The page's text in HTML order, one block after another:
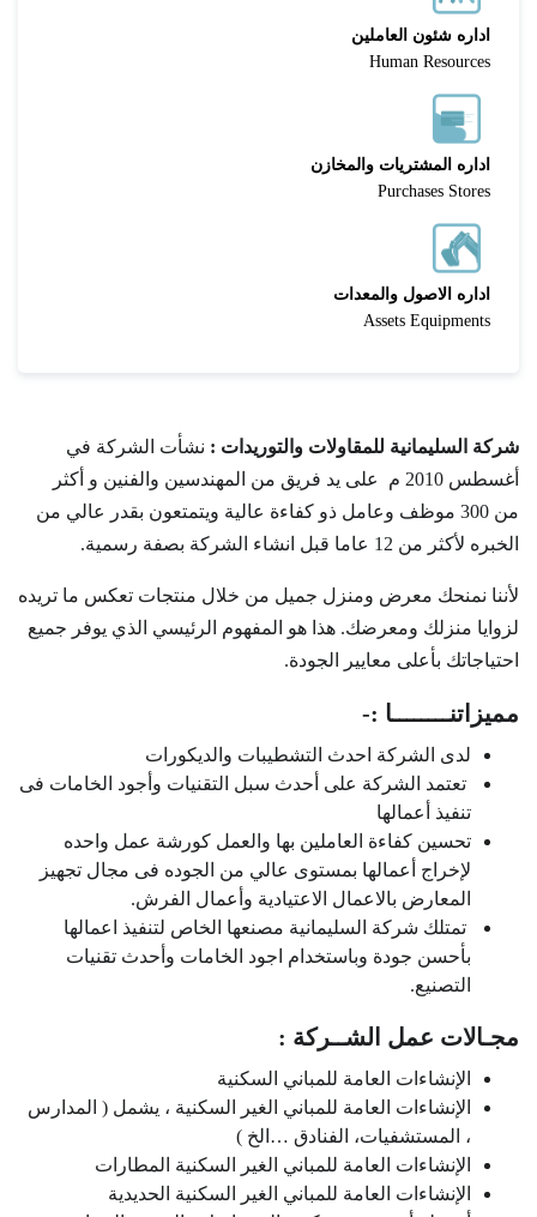
اداره شئون العاملين
Human Resources
اداره المشتريات والمخازن
Purchases Stores
اداره الاصول والمعدات
Assets Equipments
شركة السليمانية للمقاولات والتوريدات : نشأت الشركة في
أغسطس 2010 م
على يد فريق من المهندسين والفنين و أكثر
من 300 موظف وعامل ذو كفاءة عالية ويتمتعون بقدر عالي من
الخبره لأكثر من 12 عاما قبل انشاء الشركة بصفة رسمية.
لأننا نمنحك معرض ومنزل جميل من خلال منتجات تعكس ما تريده
لزوايا منزلك ومعرضك. هذا هو المفهوم الرئيسي الذي يوفر جميع
احتياجاتك بأعلى معايير الجودة.
مميزاتنــــــــا :-
لدى الشركة احدث التشطيبات والديكورات
تعتمد الشركة على أحدث سبل التقنيات وأجود الخامات فى
تنفيذ أعمالها
تحسين كفاءة العاملين بها والعمل كورشة عمل واحده
لإخراج أعمالها بمستوى عالي من الجوده فى مجال تجهيز
المعارض بالاعمال الاعتيادية وأعمال الفرش.
تمتلك شركة السليمانية مصنعها الخاص لتنفيذ اعمالها
بأحسن جودة وباستخدام اجود الخامات وأحدث تقنيات
التصنيع.
مجـالات عمل الشــركة :
الإنشاءات العامة للمباني السكنية
الإنشاءات العامة للمباني الغير السكنية ، يشمل ( المدارس
، المستشفيات، الفنادق …الخ )
الإنشاءات العامة للمباني الغير السكنية المطارات
الإنشاءات العامة للمباني الغير السكنية الحديدية